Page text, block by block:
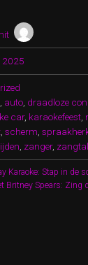
auto draadloze
car, karaokefeest
scherm
zanger,
Karaoke: Stap in de
Britney Spears: Zing